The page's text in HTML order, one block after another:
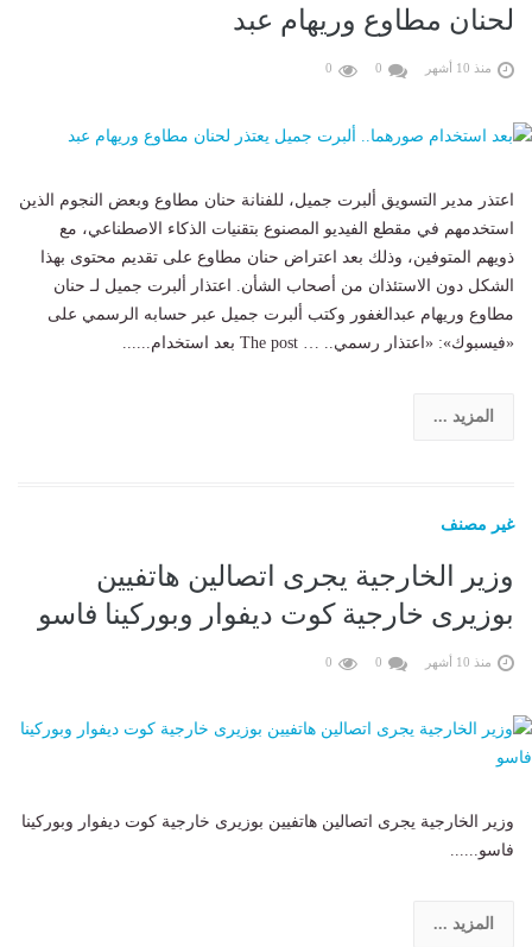
لحنان مطاوع وريهام عبد
منذ 10 أشهر 0
0
اعتذر مدير التسويق ألبرت جميل، للفنانة حنان مطاوع وبعض النجوم الذين
استخدمهم في مقطع الفيديو المصنوع بتقنيات الذكاء الاصطناعي، مع
ذويهم المتوفين، وذلك بعد اعتراض حنان مطاوع على تقديم محتوى بهذا
الشكل دون الاستئذان من أصحاب الشأن. اعتذار ألبرت جميل لـ حنان
مطاوع وريهام عبدالغفور وكتب ألبرت جميل عبر حسابه الرسمي على
«فيسبوك»: «اعتذار رسمي.. … The post بعد استخدام......
المزيد ...
غير مصنف
وزير الخارجية يجرى اتصالين هاتفيين
بوزيرى خارجية كوت ديفوار وبوركينا فاسو
منذ 10 أشهر 0
0
وزير الخارجية يجرى اتصالين هاتفيين بوزيرى خارجية كوت ديفوار وبوركينا
فاسو......
المزيد ...